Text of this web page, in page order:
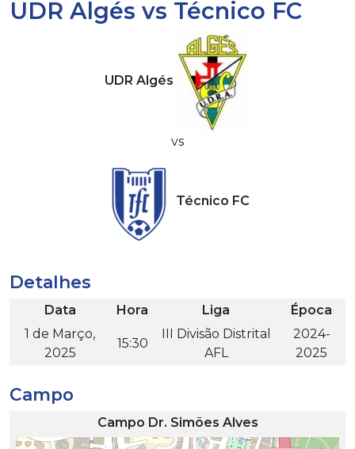
UDR Algés vs Técnico FC
UDR Algés
vs
Técnico FC
Detalhes
Data Hora Liga
Época
1 de Março,
2025
15:30
III Divisão Distrital
AFL
2024-
2025
Campo
Campo Dr. Simões Alves